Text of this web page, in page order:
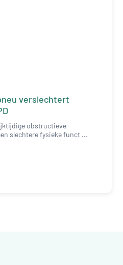
verslechtert
obstructieve
slechtere fysieke funct ...